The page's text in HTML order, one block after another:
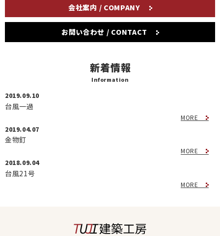
会社案内 / COMPANY
お問い合わせ / CONTACT
新着情報
Information
2019.09.10
台風一過
MORE
2019.04.07
金物釘
MORE
2018.09.04
台風21号
MORE